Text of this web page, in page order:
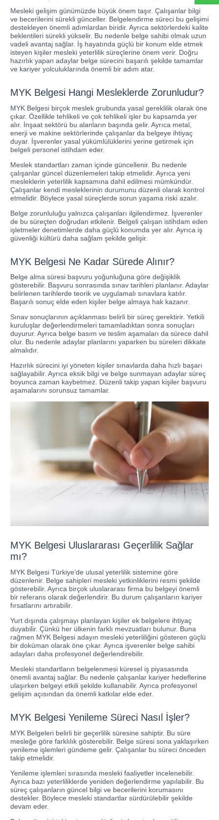
Mesleki gelişim günümüzde büyük önem taşır. Çalışanlar bilgi
ve becerilerini sürekli günceller. Belgelendirme süreci bu gelişimi
destekleyen önemli adımlardan biridir. Ayrıca sektörlerdeki kalite
beklentileri sürekli yükselir. Bu nedenle belge sahibi olmak uzun
vadeli avantaj sağlar. İş hayatında güçlü bir konum elde etmek
isteyen kişiler mesleki yeterlilik süreçlerine önem verir. Doğru
hazırlık yapan adaylar belge sürecini başarılı şekilde tamamlar
ve kariyer yolculuklarında önemli bir adım atar.
MYK Belgesi Hangi Mesleklerde Zorunludur?
MYK Belgesi birçok meslek grubunda yasal gereklilik olarak öne
çıkar. Özellikle tehlikeli ve çok tehlikeli işler bu kapsamda yer
alır. İnşaat sektörü bu alanların başında gelir. Ayrıca metal,
enerji ve makine sektörlerinde çalışanlar da belgeye ihtiyaç
duyar. İşverenler yasal yükümlülüklerini yerine getirmek için
belgeli personel istihdam eder.
Meslek standartları zaman içinde güncellenir. Bu nedenle
çalışanlar güncel düzenlemeleri takip etmelidir. Ayrıca yeni
mesleklerin yeterlilik kapsamına dahil edilmesi mümkündür.
Çalışanlar kendi mesleklerinin durumunu düzenli olarak kontrol
etmelidir. Böylece yasal süreçlerde sorun yaşama riski azalır.
Belge zorunluluğu yalnızca çalışanları ilgilendirmez. İşverenler
de bu süreçten doğrudan etkilenir. Belgeli çalışan istihdam eden
işletmeler denetimlerde daha güçlü konumda yer alır. Ayrıca iş
güvenliği kültürü daha sağlam şekilde gelişir.
MYK Belgesi Ne Kadar Sürede Alınır?
Belge alma süresi başvuru yoğunluğuna göre değişiklik
gösterebilir. Başvuru sonrasında sınav tarihleri planlanır. Adaylar
belirlenen tarihlerde teorik ve uygulamalı sınavlara katılır.
Başarılı sonuç elde eden kişiler belge almaya hak kazanır.
Sınav sonuçlarının açıklanması belirli bir süreç gerektirir. Yetkili
kuruluşlar değerlendirmeleri tamamladıktan sonra sonuçları
duyurur. Ayrıca belge basım ve teslim aşamaları da sürece dahil
olur. Bu nedenle adaylar planlarını yaparken bu süreleri dikkate
almalıdır.
Hazırlık sürecini iyi yöneten kişiler sınavlarda daha hızlı başarı
sağlayabilir. Ayrıca eksik bilgi ve belge sunmayan adaylar süreç
boyunca zaman kaybetmez. Düzenli takip yapan kişiler başvuru
aşamalarını sorunsuz tamamlar.
MYK Belgesi Uluslararası Geçerlilik Sağlar
mı?
MYK Belgesi Türkiye’de ulusal yeterlilik sistemine göre
düzenlenir. Belge sahipleri mesleki yetkinliklerini resmi şekilde
gösterebilir. Ayrıca birçok uluslararası firma bu belgeyi önemli
bir referans olarak değerlendirir. Bu durum çalışanların kariyer
fırsatlarını artırabilir.
Yurt dışında çalışmayı planlayan kişiler ek belgelere ihtiyaç
duyabilir. Çünkü her ülkenin farklı mevzuatları bulunur. Buna
rağmen MYK Belgesi adayın mesleki yeterliliğini gösteren güçlü
bir doküman olarak öne çıkar. Ayrıca işverenler belge sahibi
adayları daha profesyonel değerlendirebilir.
Mesleki standartların belgelenmesi küresel iş piyasasında
önemli avantaj sağlar. Bu nedenle çalışanlar kariyer hedeflerine
ulaşırken belgeyi etkili şekilde kullanabilir. Ayrıca profesyonel
gelişim açısından da önemli katkılar elde eder.
MYK Belgesi Yenileme Süreci Nasıl İşler?
MYK Belgeleri belirli bir geçerlilik süresine sahiptir. Bu süre
mesleğe göre farklılık gösterebilir. Belge süresi sona yaklaşırken
yenileme işlemleri gündeme gelir. Çalışanlar bu süreci önceden
takip etmelidir.
Yenileme işlemleri sırasında mesleki faaliyetler incelenebilir.
Ayrıca bazı yeterliliklerde yeniden değerlendirme yapılabilir. Bu
süreç çalışanların güncel bilgi ve becerilerini korumasını
destekler. Böylece mesleki standartlar sürdürülebilir şekilde
devam eder.